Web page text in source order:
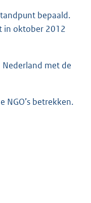
bepaald.
in oktober 2012
met de
NGO’s betrekken.